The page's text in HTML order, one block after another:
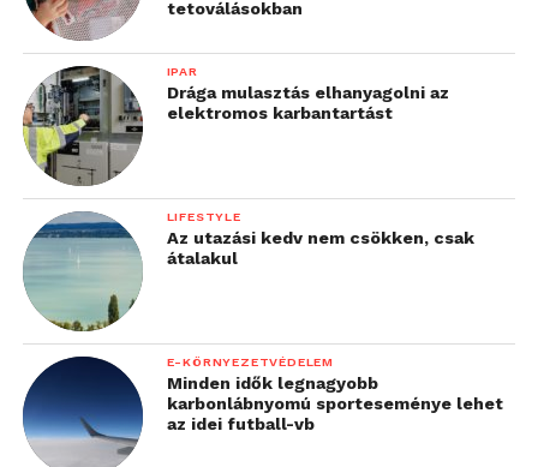
tetoválásokban
IPAR
Drága mulasztás elhanyagolni az
elektromos karbantartást
LIFESTYLE
Az utazási kedv nem csökken, csak
átalakul
E-KÖRNYEZETVÉDELEM
Minden idők legnagyobb
karbonlábnyomú sporteseménye lehet
az idei futball-vb